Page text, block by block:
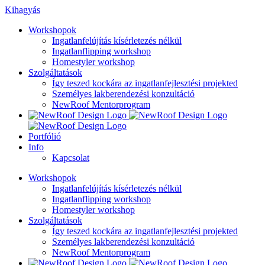
Kihagyás
Workshopok
Ingatlanfelújítás kísérletezés nélkül
Ingatlanflipping workshop
Homestyler workshop
Szolgáltatások
Így teszed kockára az ingatlanfejlesztési projekted
Személyes lakberendezési konzultáció
NewRoof Mentorprogram
Portfólió
Info
Kapcsolat
Workshopok
Ingatlanfelújítás kísérletezés nélkül
Ingatlanflipping workshop
Homestyler workshop
Szolgáltatások
Így teszed kockára az ingatlanfejlesztési projekted
Személyes lakberendezési konzultáció
NewRoof Mentorprogram